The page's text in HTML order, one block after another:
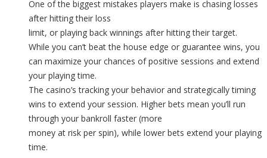
One of the biggest mistakes players make is chasing losses
after hitting their loss
limit, or playing back winnings after hitting their target.
While you can’t beat the house edge or guarantee wins, you
can maximize your chances of positive sessions and extend
your playing time.
The casino’s tracking your behavior and strategically timing
wins to extend your session. Higher bets mean you’ll run
through your bankroll faster (more
money at risk per spin), while lower bets extend your playing
time.